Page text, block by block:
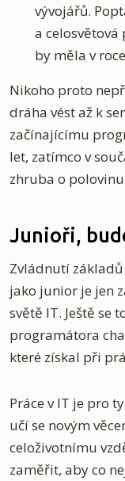
vývojářů.
a
by měla v
Nikoho proto
dráha vést až k
začínajícímu
let, zatímco v
zhruba o
Junioři,
Zvládnutí
jako junior je jen
světě IT. Ještě se
programátora
které získal při
Práce v IT je pro
učí se novým
celoživotnímu
zaměřit, aby co